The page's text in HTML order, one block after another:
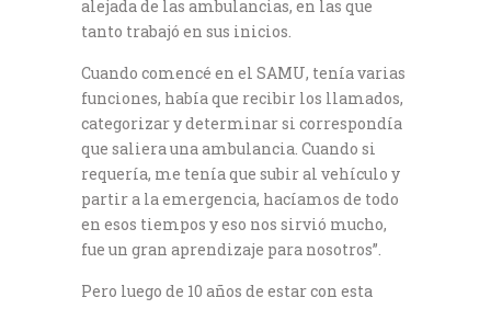
alejada de las ambulancias, en las que
tanto trabajó en sus inicios.
Cuando comencé en el SAMU, tenía varias
funciones, había que recibir los llamados,
categorizar y determinar si correspondía
que saliera una ambulancia. Cuando si
requería, me tenía que subir al vehículo y
partir a la emergencia, hacíamos de todo
en esos tiempos y eso nos sirvió mucho,
fue un gran aprendizaje para nosotros”.
Pero luego de 10 años de estar con esta